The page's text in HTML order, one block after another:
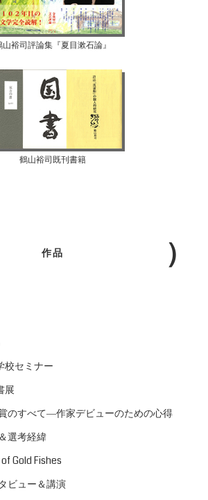
山裕司評論集『夏目漱石論』
鶴山裕司既刊書籍
作品
校セミナー
展
のすべて―作家デビューのための心得
選考経緯
Gold Fishes
ビュー＆講演